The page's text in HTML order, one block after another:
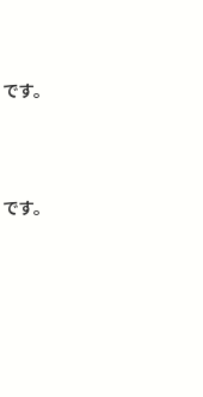
す。
す。